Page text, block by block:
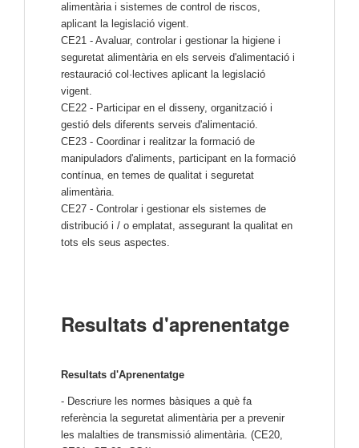
alimentària i sistemes de control de riscos,
aplicant la legislació vigent.
CE21 - Avaluar, controlar i gestionar la higiene i
seguretat alimentària en els serveis d'alimentació i
restauració col·lectives aplicant la legislació
vigent.
CE22 - Participar en el disseny, organització i
gestió dels diferents serveis d'alimentació.
CE23 - Coordinar i realitzar la formació de
manipuladors d'aliments, participant en la formació
contínua, en temes de qualitat i seguretat
alimentària.
CE27 - Controlar i gestionar els sistemes de
distribució i / o emplatat, assegurant la qualitat en
tots els seus aspectes.
Resultats d'aprenentatge
Resultats d'Aprenentatge
- Descriure les normes bàsiques a què fa
referència la seguretat alimentària per a prevenir
les malalties de transmissió alimentària. (CE20,